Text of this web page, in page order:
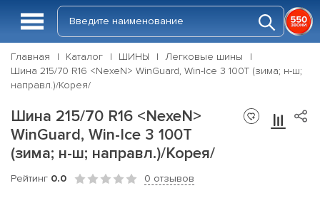
Главная Каталог ШИНЫ
Легковые шины
Шина 215/70 R16 <NexeN> WinGuard, Win-Ice 3 100T (зима; н-ш;
направл.)/Корея/
Шина 215/70 R16 <NexeN>
WinGuard, Win-Ice 3 100T
(зима; н-ш; направл.)/Корея/
Рейтинг 0.0 0 отзывов